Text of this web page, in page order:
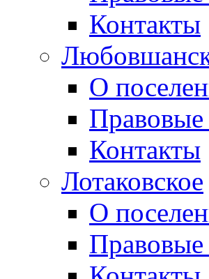
Контакты
О
Правовые
Контакты
Лотаковское
О
Правовые